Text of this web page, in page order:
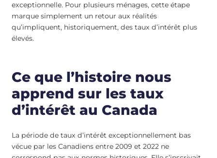
exceptionnelle. Pour plusieurs ménages, cette étape
marque simplement un retour aux réalités
qu’impliquent, historiquement, des taux d’intérêt plus
élevés.
Ce que l’histoire nous
apprend sur les taux
d’intérêt au Canada
La période de taux d’intérêt exceptionnellement bas
vécue par les Canadiens entre 2009 et 2022 ne